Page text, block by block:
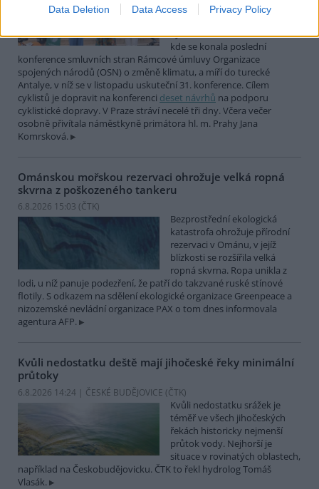
Data Deletion Data Access Privacy Policy
mezinárodní cyklistické štafety
vyrazili z brazilského Belému,
kde se konala poslední
konference smluvních stran Rámcové úmluvy Organizace
spojených národů (OSN) o změně klimatu, a míří do turecké
Antalye, v níž se v listopadu uskuteční 31. konference. Cílem
cyklistů je dopravit na konferenci deset návrhů na podporu
cyklistické dopravy. V Praze stráví necelé tři dny. Včera večer
osobně přivítala náměstkyně primátora hl. m. Prahy Jana
Komrsková.
Ománskou mořskou rezervaci ohrožuje velká ropná
skvrna z poškozeného tankeru
6.8.2026 15:03 (ČTK)
Bezprostřední ekologická
katastrofa ohrožuje přírodní
rezervaci v Ománu, v jejíž
blízkosti se rozšířila velká
ropná skvrna. Ropa unikla z
lodi, u níž panuje podezření, že patří do takzvané ruské stínové
flotily. S odkazem na sdělení ekologické organizace Greenpeace a
nizozemské nevládní organizace PAX o tom dnes informovala
agentura AFP.
Kvůli nedostatku deště mají jihočeské řeky minimální
průtoky
6.8.2026 14:24 | ČESKÉ BUDĚJOVICE (ČTK)
Kvůli nedostatku srážek je
téměř ve všech jihočeských
řekách historicky nejmenší
průtok vody. Nejhorší je
situace v rovinatých oblastech,
například na Českobudějovicku. ČTK to řekl hydrolog Tomáš
Vlasák.